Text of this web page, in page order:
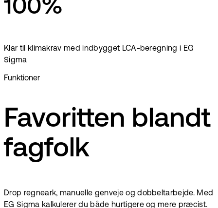
100%
Klar til klimakrav med indbygget LCA-beregning i EG
Sigma
Funktioner
Favoritten blandt
fagfolk
Drop regneark, manuelle genveje og dobbeltarbejde. Med
EG Sigma kalkulerer du både hurtigere og mere præcist.